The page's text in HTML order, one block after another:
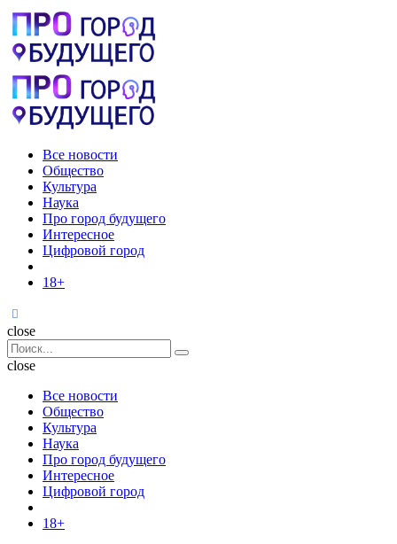
Menu
Поиск
Menu
Все новости
Общество
Культура
Наука
Про город будущего
Интересное
Цифровой город
18+
Поиск
close
Search
for:
Поиск
close
Все новости
Общество
Культура
Наука
Про город будущего
Интересное
Цифровой город
18+